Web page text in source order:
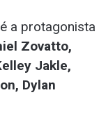
a protagonista
Zovatto,
Jakle,
Dylan